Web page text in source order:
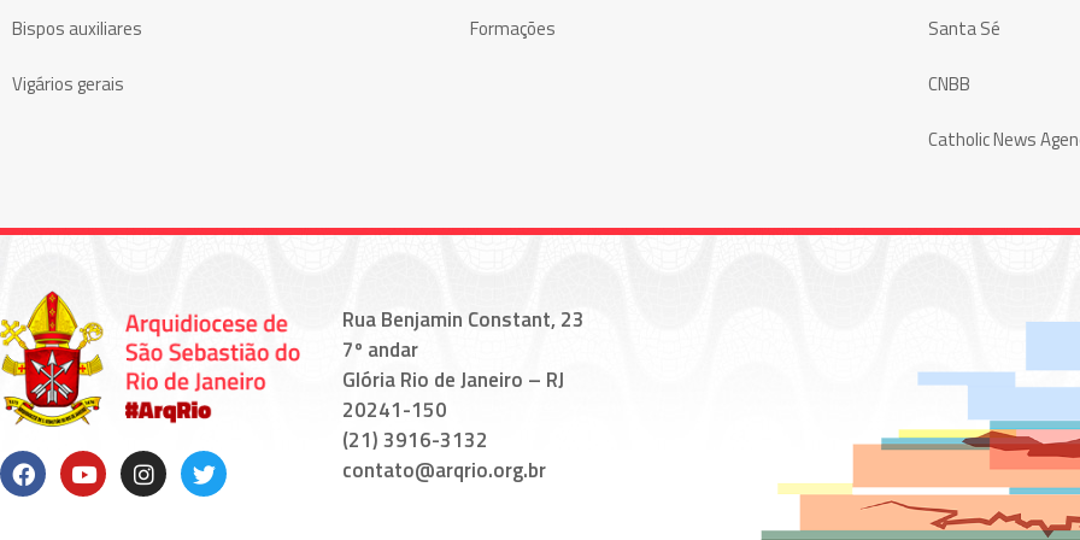
Bispos auxiliares
Vigários gerais
Formações
Santa Sé
CNBB
Catholic News
Rua Benjamin Constant, 23
7º andar
Glória Rio de Janeiro – RJ
20241-150
(21) 3916-3132
contato@arqrio.org.br